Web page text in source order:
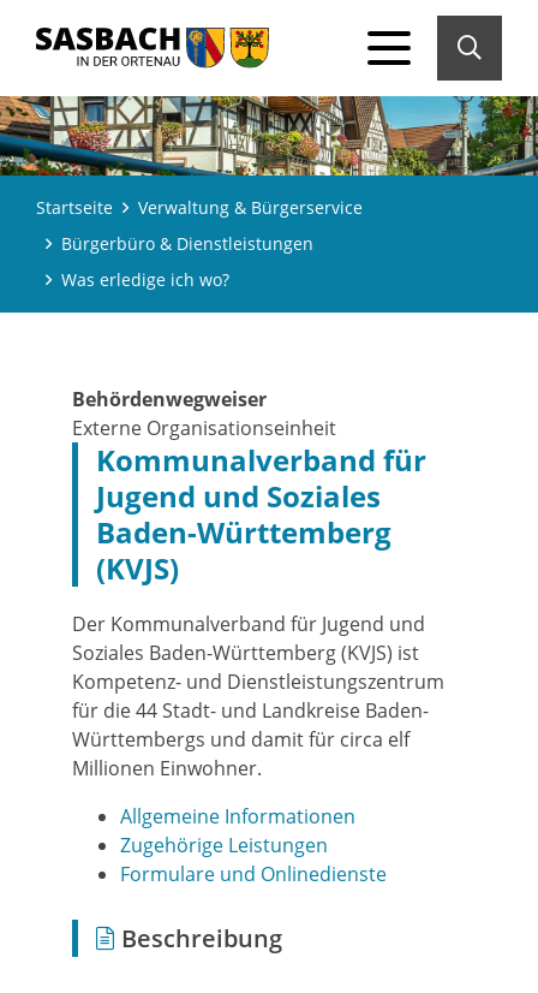
Startseite
Verwaltung & Bürgerservice
Bürgerbüro & Dienstleistungen
Was erledige ich wo?
Behördenwegweiser
Externe Organisationseinheit
Kommunalverband für
Jugend und Soziales
Baden-Württemberg
(KVJS)
Der Kommunalverband für Jugend und
Soziales Baden-Württemberg (KVJS) ist
Kompetenz- und Dienstleistungszentrum
für die 44 Stadt- und Landkreise Baden-
Württembergs und damit für circa elf
Millionen Einwohner.
Allgemeine Informationen
Zugehörige Leistungen
Formulare und Onlinedienste
Beschreibung